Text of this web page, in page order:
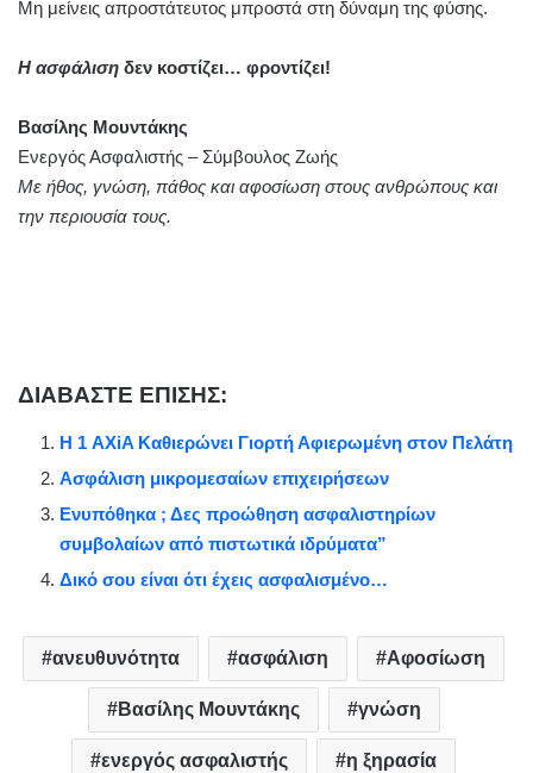
Μη μείνεις απροστάτευτος μπροστά στη δύναμη της φύσης.
Η ασφάλιση δεν κοστίζει… φροντίζει!
Βασίλης Μουντάκης
Ενεργός Ασφαλιστής – Σύμβουλος Ζωής
Με ήθος, γνώση, πάθος και αφοσίωση στους ανθρώπους και
την περιουσία τους.
ΔΙΑΒΑΣΤΕ ΕΠΙΣΗΣ:
Η 1 AXiA Καθιερώνει Γιορτή Αφιερωμένη στον Πελάτη
Ασφάλιση μικρομεσαίων επιχειρήσεων
Ενυπόθηκα ; Δες προώθηση ασφαλιστηρίων
συμβολαίων από πιστωτικά ιδρύματα”
Δικό σου είναι ότι έχεις ασφαλισμένο…
ανευθυνότητα ασφάλιση Αφοσίωση
Βασίλης Μουντάκης γνώση
ενεργός ασφαλιστής η ξηρασία